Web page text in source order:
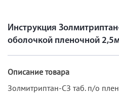
Инструкция
оболочкой пленочной
Описание товара
Золмитриптан-СЗ таб. п/о